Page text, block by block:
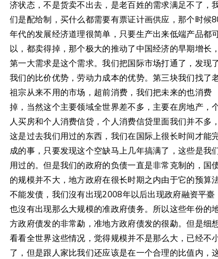
济状态，不是货卖不出去，是老百姓的需求满足不了，
们是配给制，买什么都需要有票证计画供应，那个时候
年代的发展经济道理很简单，只要生产出来低端产品都
以，都卖得掉，那个极大的推动了中国经济的早期增长
第一大需求是这个需求。我们把国际市场打通了，发现
我们的比价优势，劳动力成本的优势。第三块我们找了
祖宗从来不用的市场，超前消费，我们把未来的也消费
掉，当然这个主要领域全世界差不多，主要在房地产，
人买房和个人消费信贷，个人消费信贷里面我们并不多
这是过去我们用过的东西，我们在国际上很长时间才能
成的事，只要发现这个空缺马上几年搞满了，这些是我
用过的。但是我们的政府的负债一直是非常克制的，国
的规模并不大，地方政府在很长时期之内由于它的预算
不能发债，我们沒有出现2008年以后出现政府融资平臺
也沒有出现那么大规模的准政府债务。所以这些年份的
方政府债发的非常勐，准地方政府债发的很勐。但是细
看看全世界这些情况，觉得规模并不是那么大，已经不
了，但是跟人家比我们还应该是在一个合理的比值内，